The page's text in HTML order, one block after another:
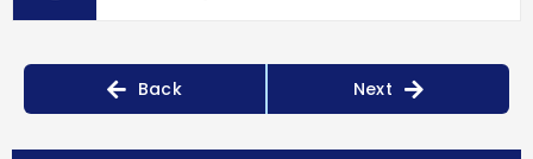
Back Next